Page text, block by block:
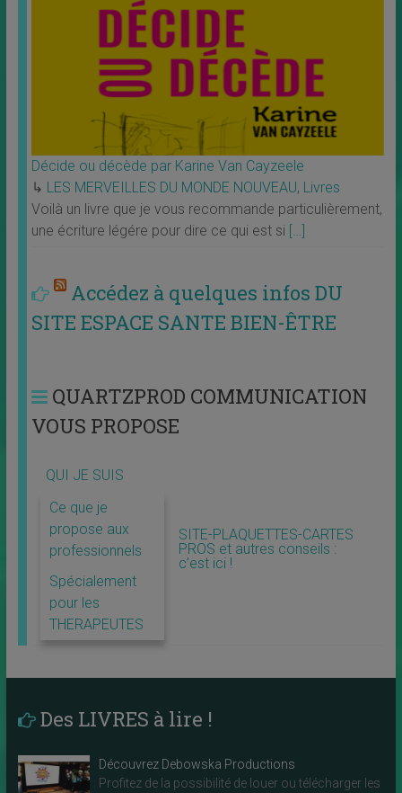
Décide ou décède par Karine Van Cayzeele
↳ LES MERVEILLES DU MONDE NOUVEAU, Livres
Voilà un livre que je vous recommande particulièrement,
une écriture légére pour dire ce qui est si […]
Accédez à quelques infos DU
SITE ESPACE SANTE BIEN-ÊTRE
QUARTZPROD COMMUNICATION
VOUS PROPOSE
QUI JE SUIS
Ce que je
propose aux
professionnels
Spécialement
pour les
THERAPEUTES
SITE-PLAQUETTES-CARTES
PROS et autres conseils :
c’est ici !
Des LIVRES à lire !
Découvrez Debowska Productions
Profitez de la possibilité de louer ou télécharger les